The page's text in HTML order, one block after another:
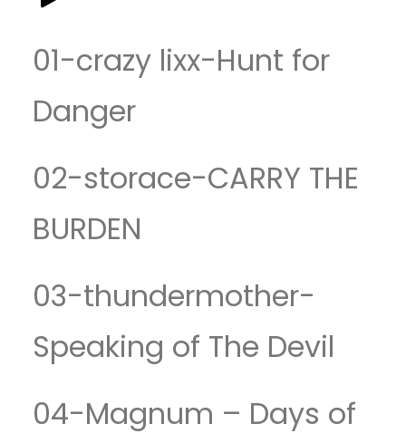
01-crazy lixx-Hunt for
Danger
02-storace-CARRY THE
BURDEN
03-thundermother-
Speaking of The Devil
04-Magnum – Days of